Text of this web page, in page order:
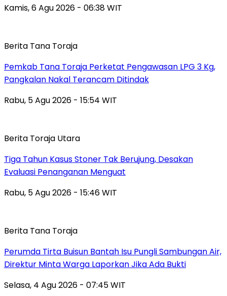
Kamis, 6 Agu 2026 - 06:38 WIT
Berita Tana Toraja
Pemkab Tana Toraja Perketat Pengawasan LPG 3 Kg,
Pangkalan Nakal Terancam Ditindak
Rabu, 5 Agu 2026 - 15:54 WIT
Berita Toraja Utara
Tiga Tahun Kasus Stoner Tak Berujung, Desakan
Evaluasi Penanganan Menguat
Rabu, 5 Agu 2026 - 15:46 WIT
Berita Tana Toraja
Perumda Tirta Buisun Bantah Isu Pungli Sambungan Air,
Direktur Minta Warga Laporkan Jika Ada Bukti
Selasa, 4 Agu 2026 - 07:45 WIT